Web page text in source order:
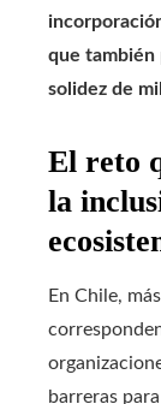
que también
solidez de
El reto
la
En Chile,
barreras